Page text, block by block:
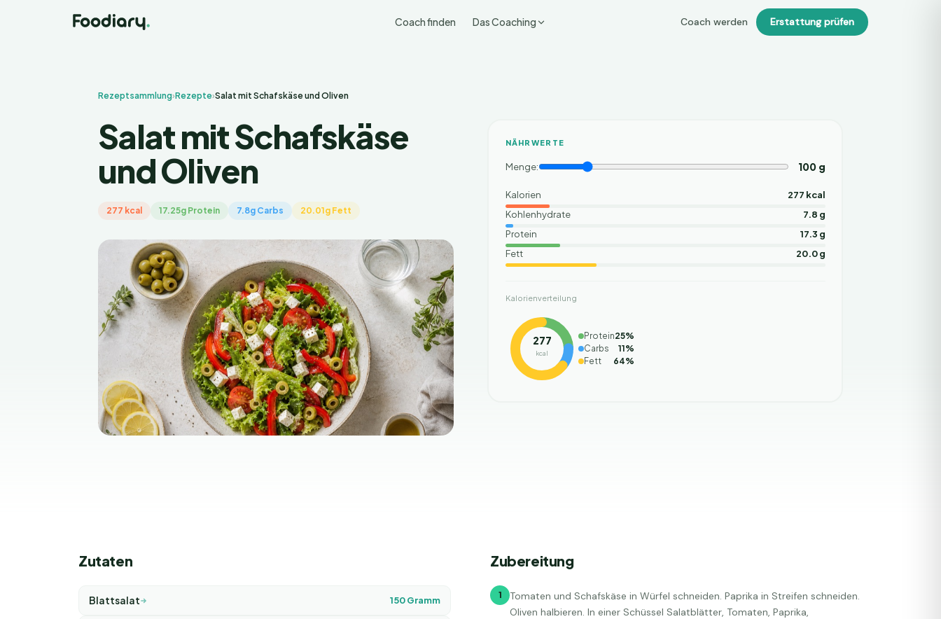
Coach finden Das Coaching Coach werden Erstattung prüfen
Rezeptsammlung›Rezepte›Salat mit Schafskäse und Oliven
Salat mit Schafskäse
und Oliven
277 kcal 17.25g Protein 7.8g Carbs 20.01g Fett
NÄHRWERTE
Menge: 100g
Kalorien
277 kcal
Kohlenhydrate
7.8 g
Protein
17.3 g
Fett
20.0 g
Kalorienverteilung
277
kcal
Protein25%
Carbs
11%
Fett
64%
Zutaten
Blattsalat 150Gramm
Zubereitung
1
Tomaten und Schafskäse in Würfel schneiden. Paprika in Streifen schneiden.
Oliven halbieren. In einer Schüssel Salatblätter, Tomaten, Paprika,